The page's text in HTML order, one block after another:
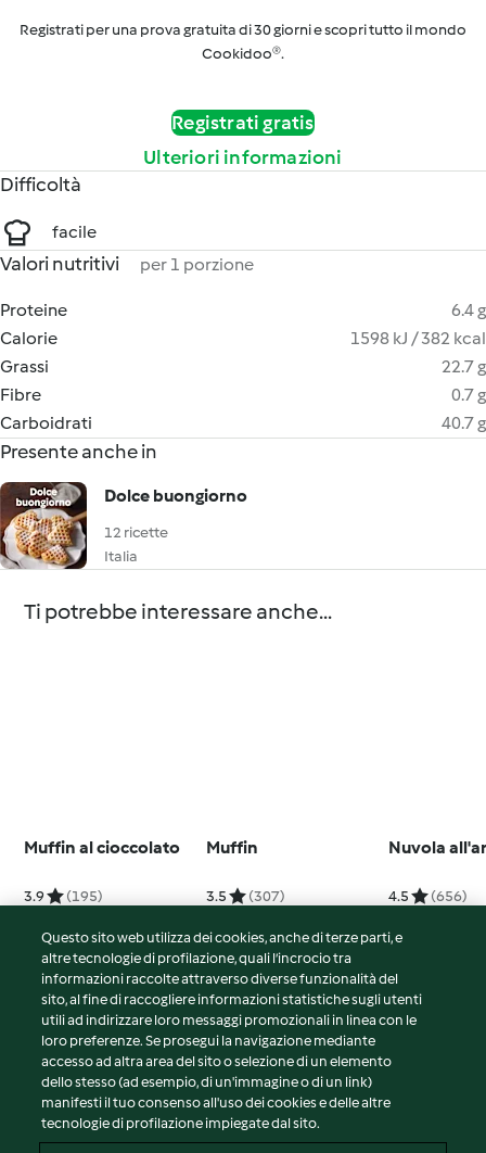
Registrati per una prova gratuita di 30 giorni e scopri tutto il mondo
Cookidoo®.
Registrati gratis
Ulteriori informazioni
Difficoltà
facile
Valori nutritivi per 1 porzione
Proteine
6.4 g
Calorie
1598 kJ / 382 kcal
Grassi
22.7 g
Fibre
0.7 g
Carboidrati
40.7 g
Presente anche in
Dolce buongiorno
12 ricette
Italia
Ti potrebbe interessare anche...
Muffin al cioccolato
3.9 (195)
Muffin
3.5 (307)
Nuvola
4.5 (656)
© Copyright 2026
Termini del servizio
Informativa sulla privacy
Avvertenze generali
Note legali
Questo sito web utilizza dei cookies, anche di terze parti, e
altre tecnologie di profilazione, quali l’incrocio tra
informazioni raccolte attraverso diverse funzionalità del
sito, al fine di raccogliere informazioni statistiche sugli utenti
utili ad indirizzare loro messaggi promozionali in linea con le
loro preferenze. Se prosegui la navigazione mediante
accesso ad altra area del sito o selezione di un elemento
dello stesso (ad esempio, di un'immagine o di un link)
manifesti il tuo consenso all'uso dei cookies e delle altre
tecnologie di profilazione impiegate dal sito.